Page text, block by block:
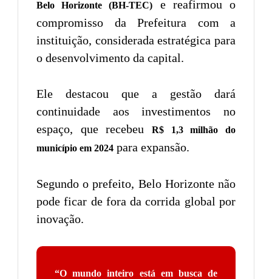
Belo Horizonte (BH-TEC)
e reafirmou o
compromisso da Prefeitura com a
instituição, considerada estratégica para
o desenvolvimento da capital.
Ele destacou que a gestão dará
continuidade aos investimentos no
espaço, que recebeu
R$ 1,3 milhão do
município em 2024 para expansão.
Segundo o prefeito, Belo Horizonte não
pode ficar de fora da corrida global por
inovação.
“O mundo inteiro está em busca de